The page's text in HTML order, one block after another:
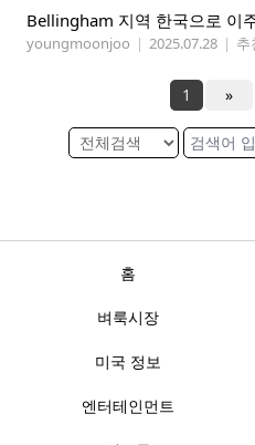
Bellingham 지역 한국으로 이
youngmoonjoo | 2025.07.28 | 추
1 »
홈
벼룩시장
미국 정보
엔터테인먼트